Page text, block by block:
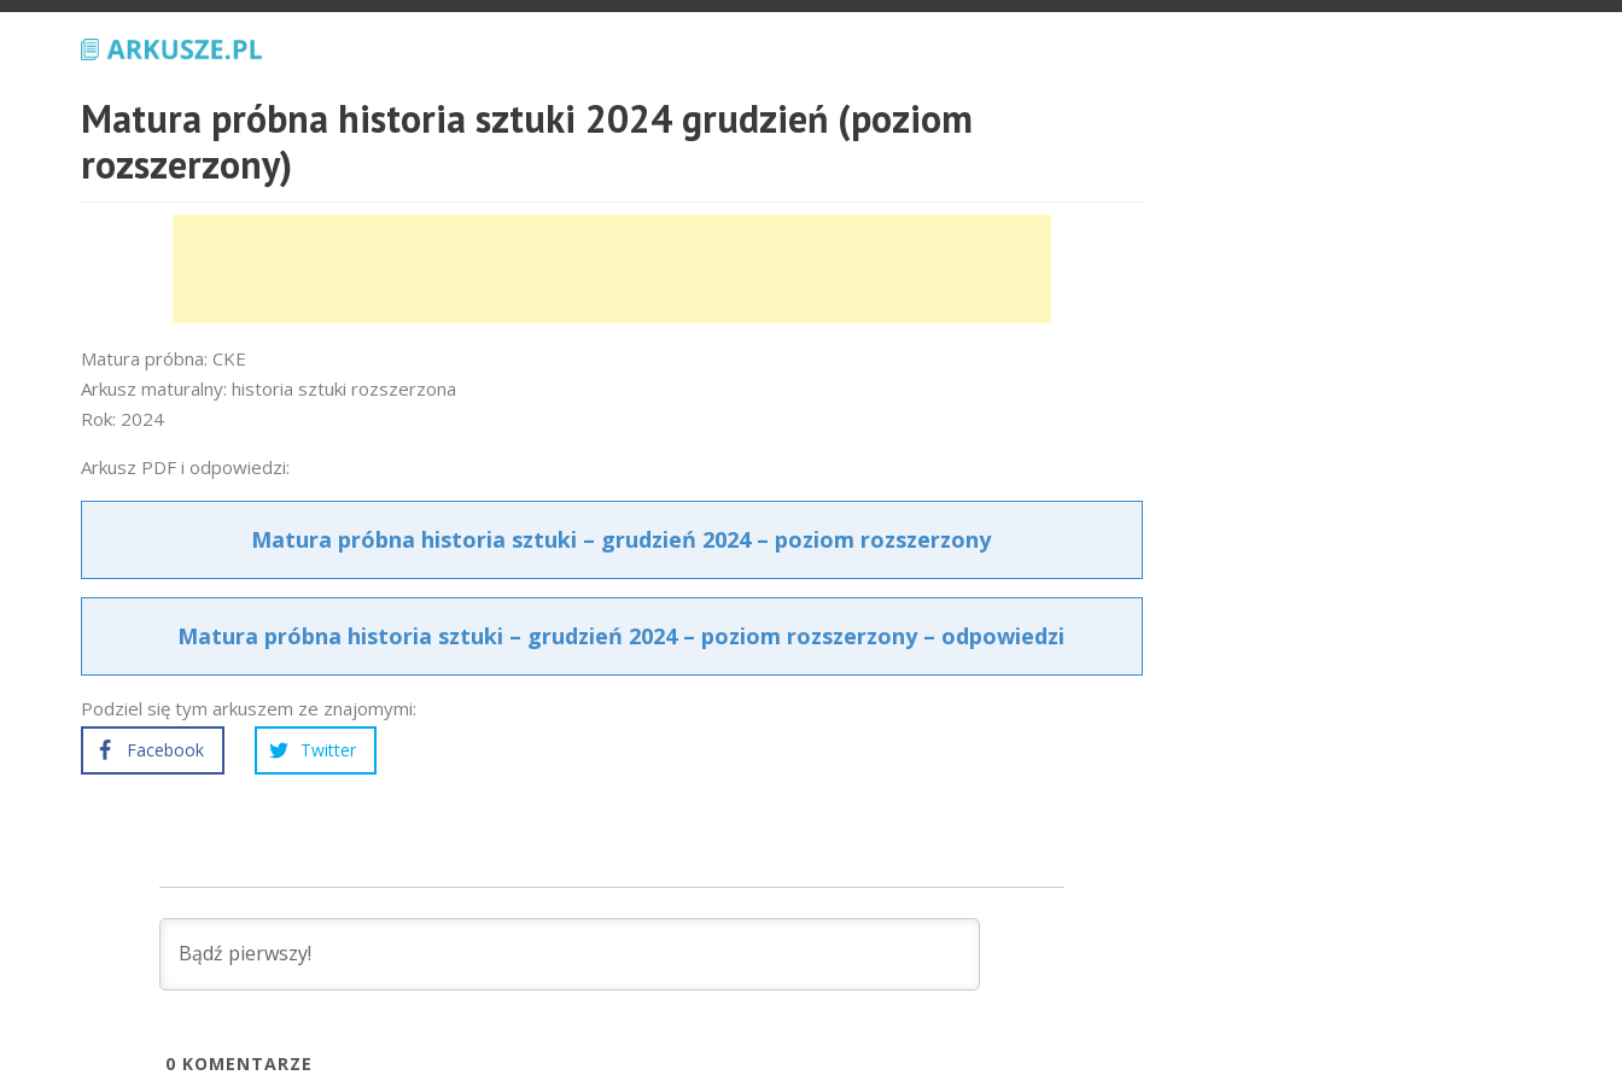
Matura próbna historia sztuki 2024 grudzień (poziom
rozszerzony)
Matura próbna: CKE
Arkusz maturalny: historia sztuki rozszerzona
Rok: 2024
Arkusz PDF i odpowiedzi:
Matura próbna historia sztuki – grudzień 2024 – poziom rozszerzony
Matura próbna historia sztuki – grudzień 2024 – poziom rozszerzony – odpowiedzi
Podziel się tym arkuszem ze znajomymi:
Facebook Twitter
0 KOMENTARZE